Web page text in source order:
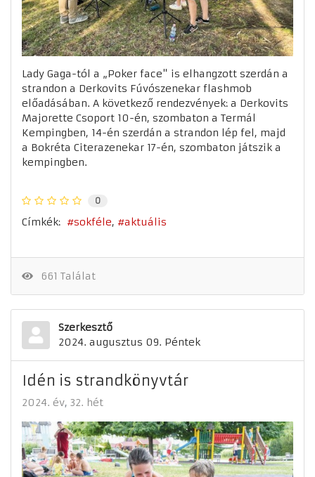
Lady Gaga-tól a „Poker face" is elhangzott szerdán a
strandon a Derkovits Fúvószenekar flashmob
előadásában. A következő rendezvények: a Derkovits
Majorette Csoport 10-én, szombaton a Termál
Kempingben, 14-én szerdán a strandon lép fel, majd
a Bokréta Citerazenekar 17-én, szombaton játszik a
kempingben.
0
Címkék: sokféle aktuális
661 Találat
Szerkesztő
2024. augusztus 09. Péntek
Idén is strandkönyvtár
2024. év 32. hét